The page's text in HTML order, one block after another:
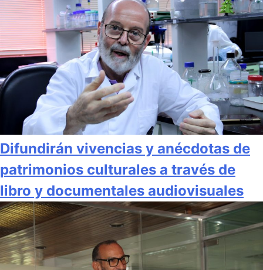
Difundirán vivencias y anécdotas de
patrimonios culturales a través de
libro y documentales audiovisuales